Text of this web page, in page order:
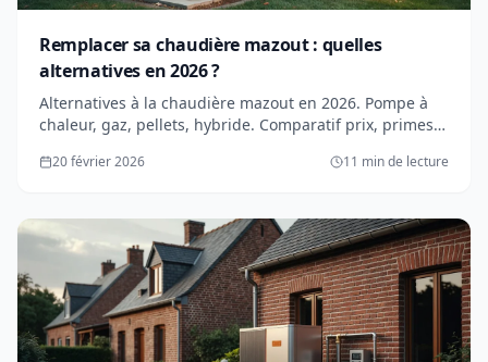
Remplacer sa chaudière mazout : quelles
alternatives en 2026 ?
Alternatives à la chaudière mazout en 2026. Pompe à
chaleur, gaz, pellets, hybride. Comparatif prix, primes,
20 février 2026 11 min de lecture